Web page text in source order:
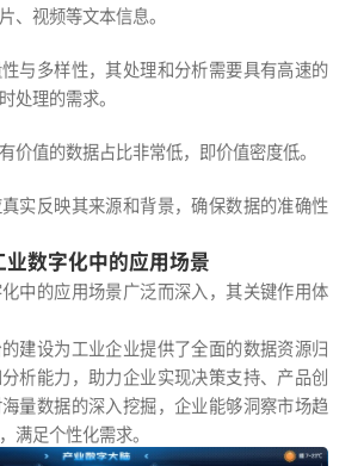
、视频等文本信息。
与多样性，其处理和分析需要具有高速的
处理的需求。
价值的数据占比非常低，即价值密度低。
实反映其来源和背景，确保数据的准确性
数字化中的应用场景
中的应用场景广泛而深入，其关键作用体
建设为工业企业提供了全面的数据资源归
析能力，助力企业实现决策支持、产品创
量数据的深入挖掘，企业能够洞察市场趋
满足个性化需求。